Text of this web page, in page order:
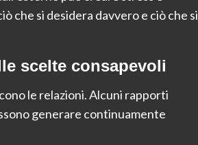
che si desidera davvero e ciò che si
scelte consapevoli
le relazioni. Alcuni rapporti
generare continuamente